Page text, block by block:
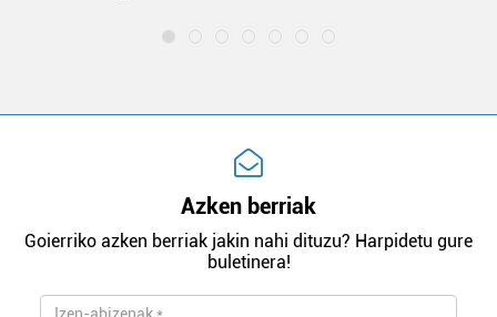
Azken berriak
Goierriko azken berriak jakin nahi dituzu? Harpidetu gure
buletinera!